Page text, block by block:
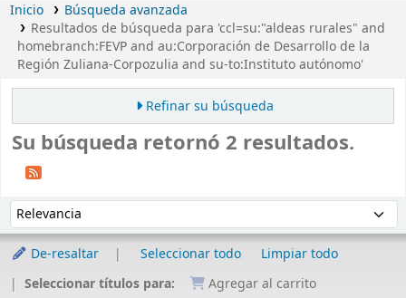
Inicio
Búsqueda avanzada
Resultados de búsqueda para 'ccl=su:"aldeas rurales" and
homebranch:FEVP and au:Corporación de Desarrollo de la
Región Zuliana-Corpozulia and su-to:Instituto autónomo'
Refinar su búsqueda
Su búsqueda retornó 2 resultados.
Ordenar por:
De-resaltar Seleccionar todo
Limpiar todo
Seleccionar títulos para:
Agregar al carrito